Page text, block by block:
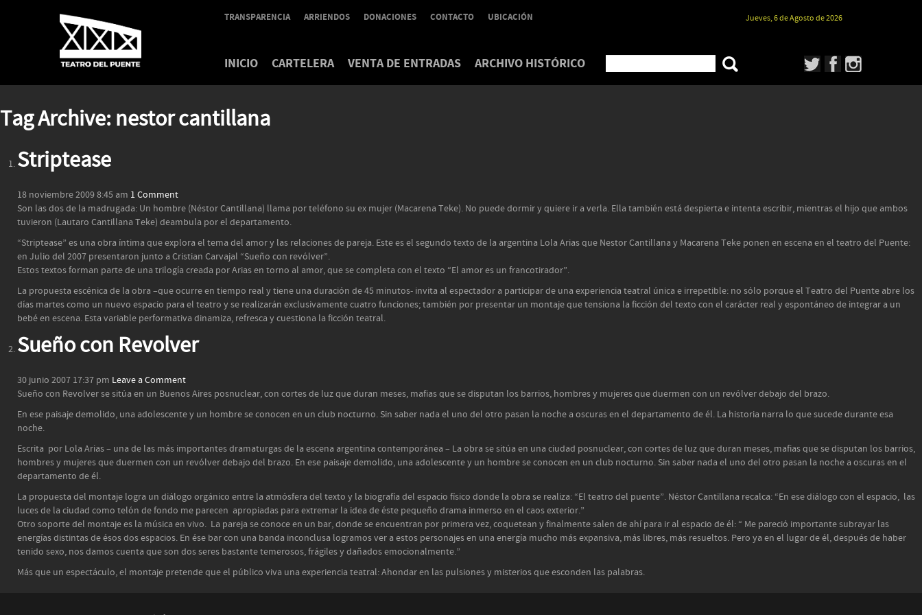
TRANSPARENCIA ARRIENDOS DONACIONES CONTACTO UBICACIÓN Jueves, 6 de Agosto de 2026
INICIO CARTELERA VENTA DE ENTRADAS ARCHIVO HISTÓRICO
Tag Archive: nestor cantillana
Striptease
18 noviembre 2009 8:45 am 1 Comment
Son las dos de la madrugada: Un hombre (Néstor Cantillana) llama por teléfono su ex mujer (Macarena Teke). No puede dormir y quiere ir a verla. Ella también está despierta e intenta escribir, mientras el hijo que ambos
tuvieron (Lautaro Cantillana Teke) deambula por el departamento.
“Striptease” es una obra íntima que explora el tema del amor y las relaciones de pareja. Este es el segundo texto de la argentina Lola Arias que Nestor Cantillana y Macarena Teke ponen en escena en el teatro del Puente:
en Julio del 2007 presentaron junto a Cristian Carvajal “Sueño con revólver”.
Estos textos forman parte de una trilogía creada por Arias en torno al amor, que se completa con el texto “El amor es un francotirador”.
La propuesta escénica de la obra –que ocurre en tiempo real y tiene una duración de 45 minutos- invita al espectador a participar de una experiencia teatral única e irrepetible: no sólo porque el Teatro del Puente abre los
días martes como un nuevo espacio para el teatro y se realizarán exclusivamente cuatro funciones; también por presentar un montaje que tensiona la ficción del texto con el carácter real y espontáneo de integrar a un
bebé en escena. Esta variable performativa dinamiza, refresca y cuestiona la ficción teatral.
Sueño con Revolver
30 junio 2007 17:37 pm Leave a Comment
Sueño con Revolver se sitúa en un Buenos Aires posnuclear, con cortes de luz que duran meses, mafias que se disputan los barrios, hombres y mujeres que duermen con un revólver debajo del brazo.
En ese paisaje demolido, una adolescente y un hombre se conocen en un club nocturno. Sin saber nada el uno del otro pasan la noche a oscuras en el departamento de él. La historia narra lo que sucede durante esa
noche.
Escrita por Lola Arias – una de las más importantes dramaturgas de la escena argentina contemporánea – La obra se sitúa en una ciudad posnuclear, con cortes de luz que duran meses, mafias que se disputan los barrios,
hombres y mujeres que duermen con un revólver debajo del brazo. En ese paisaje demolido, una adolescente y un hombre se conocen en un club nocturno. Sin saber nada el uno del otro pasan la noche a oscuras en el
departamento de él.
La propuesta del montaje logra un diálogo orgánico entre la atmósfera del texto y la biografía del espacio físico donde la obra se realiza: “El teatro del puente”. Néstor Cantillana recalca: “En ese diálogo con el espacio, las
luces de la ciudad como telón de fondo me parecen apropiadas para extremar la idea de éste pequeño drama inmerso en el caos exterior.”
Otro soporte del montaje es la música en vivo. La pareja se conoce en un bar, donde se encuentran por primera vez, coquetean y finalmente salen de ahí para ir al espacio de él: “ Me pareció importante subrayar las
energías distintas de ésos dos espacios. En ése bar con una banda inconclusa logramos ver a estos personajes en una energía mucho más expansiva, más libres, más resueltos. Pero ya en el lugar de él, después de haber
tenido sexo, nos damos cuenta que son dos seres bastante temerosos, frágiles y dañados emocionalmente.”
Más que un espectáculo, el montaje pretende que el público viva una experiencia teatral: Ahondar en las pulsiones y misterios que esconden las palabras.